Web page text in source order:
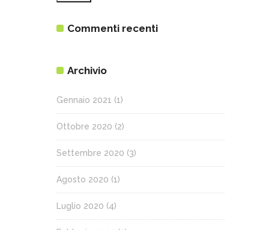
Commenti recenti
Archivio
Gennaio 2021 (1)
Ottobre 2020 (2)
Settembre 2020 (3)
Agosto 2020 (1)
Luglio 2020 (4)